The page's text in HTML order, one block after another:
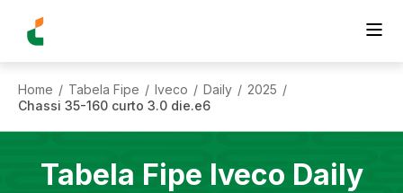
Home / Tabela Fipe / Iveco / Daily / 2025 /
Chassi 35-160 curto 3.0 die.e6
Tabela Fipe Iveco Daily